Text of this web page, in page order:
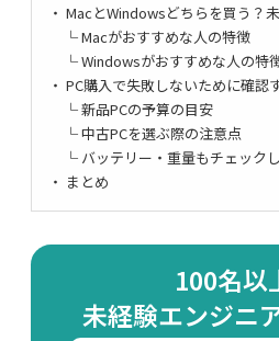
MacとWindowsどちらを買う？
Macがおすすめな人の特徴
Windowsがおすすめな人の特
PC購入で失敗しないために確認
新品PCの予算の目安
中古PCを選ぶ際の注意点
バッテリー・重量もチェック
まとめ
100名以
未経験エンジニ